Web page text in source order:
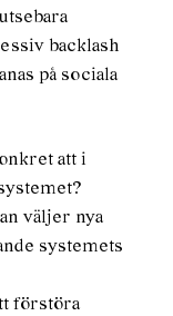
backlash
på sociala
att i
väljer nya
systemets
förstöra